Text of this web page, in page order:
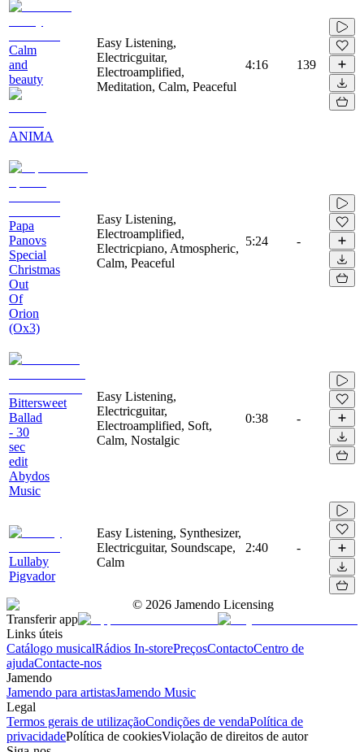
Calm
and
beauty
ANIMA
Easy Listening,
Electricguitar,
Electroamplified,
Meditation, Calm, Peaceful
4:16 139
Papa
Panovs
Special
Christmas
Out
Of
Orion
(Ox3)
Easy Listening,
Electroamplified,
Electricpiano, Atmospheric,
Calm, Peaceful
5:24 -
Bittersweet
Ballad
- 30
sec
edit
Abydos
Music
Easy Listening,
Electricguitar,
Electroamplified, Soft,
Calm, Nostalgic
0:38 -
Lullaby
Pigvador
Easy Listening, Synthesizer,
Electricguitar, Soundscape,
Calm
2:40 -
© 2026 Jamendo Licensing
Transferir app
Links úteis
Catálogo musicalRádios In-storePreçosContactoCentro de
ajudaContacte-nos
Jamendo
Jamendo para artistasJamendo Music
Legal
Termos gerais de utilizaçãoCondições de vendaPolítica de
privacidadePolítica de cookiesViolação de direitos de autor